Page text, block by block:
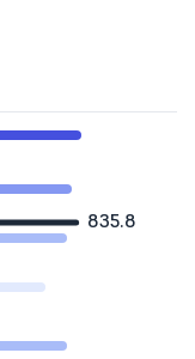
835.8